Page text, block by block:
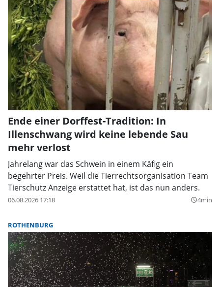
Ende einer Dorffest-Tradition: In
Illenschwang wird keine lebende Sau
mehr verlost
Jahrelang war das Schwein in einem Käfig ein
begehrter Preis. Weil die Tierrechtsorganisation Team
Tierschutz Anzeige erstattet hat, ist das nun anders.
06.08.2026 17:18 query_builder4min
ROTHENBURG